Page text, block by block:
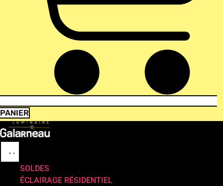
PANIER
SOLDES
ÉCLAIRAGE RÉSIDENTIEL